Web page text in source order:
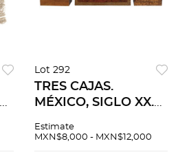
Lot 292
TRES CAJAS.
MÉXICO, SIGLO XX.
madera enchapada
Estimate
MXN$8,000 - MXN$12,000